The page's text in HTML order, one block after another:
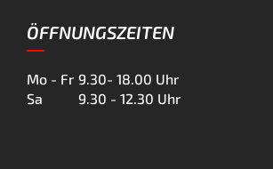
ÖFFNUNGSZEITEN
Mo - Fr 9.30- 18.00 Uhr
Sa
9.30 - 12.30 Uhr